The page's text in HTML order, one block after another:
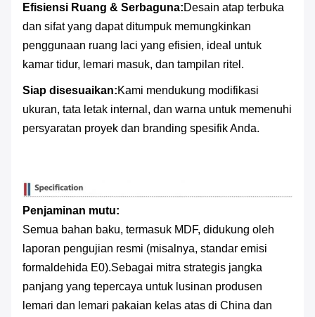
Efisiensi Ruang & Serbaguna:Desain atap terbuka
dan sifat yang dapat ditumpuk memungkinkan
penggunaan ruang laci yang efisien, ideal untuk
kamar tidur, lemari masuk, dan tampilan ritel.
Siap disesuaikan:Kami mendukung modifikasi
ukuran, tata letak internal, dan warna untuk memenuhi
persyaratan proyek dan branding spesifik Anda.
Penjaminan mutu:
Semua bahan baku, termasuk MDF, didukung oleh
laporan pengujian resmi (misalnya, standar emisi
formaldehida E0).Sebagai mitra strategis jangka
panjang yang tepercaya untuk lusinan produsen
lemari dan lemari pakaian kelas atas di China dan